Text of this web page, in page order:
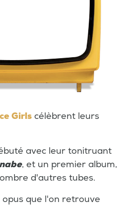
Girls célèbrent leurs
avec leur tonitruant
, et un premier album,
d'autres tubes.
que l'on retrouve